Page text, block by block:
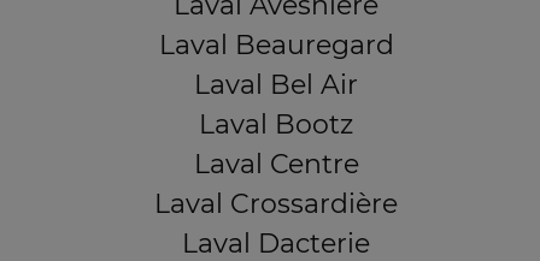
Laval Beauregard
Laval Bel Air
Laval Bootz
Laval Centre
Laval Crossardière
Laval Dacterie